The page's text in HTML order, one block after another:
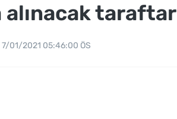
taraftar
7/01/2021 05:46:00 ÖS